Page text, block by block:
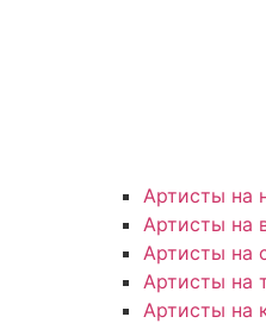
Артисты на
Артисты на
Артисты на
Артисты на
Артисты на